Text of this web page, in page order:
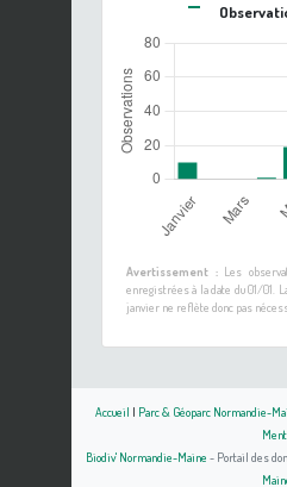
Avertissement :Les
enregistrées à la date du 01/01.
janvier ne reflète donc pas
Accueil | Parc & Géoparc Normandie-
Biodiv' Normandie-Maine - Portail des